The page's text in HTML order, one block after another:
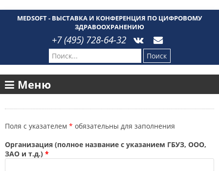
MEDSOFT - ВЫСТАВКА И КОНФЕРЕНЦИЯ ПО ЦИФРОВОМУ
ЗДРАВООХРАНЕНИЮ
+7 (495) 728-64-32
Поиск
Меню
Поля с указателем * обязательны для заполнения
Организация (полное название с указанием ГБУЗ, ООО,
ЗАО и т.д.) *